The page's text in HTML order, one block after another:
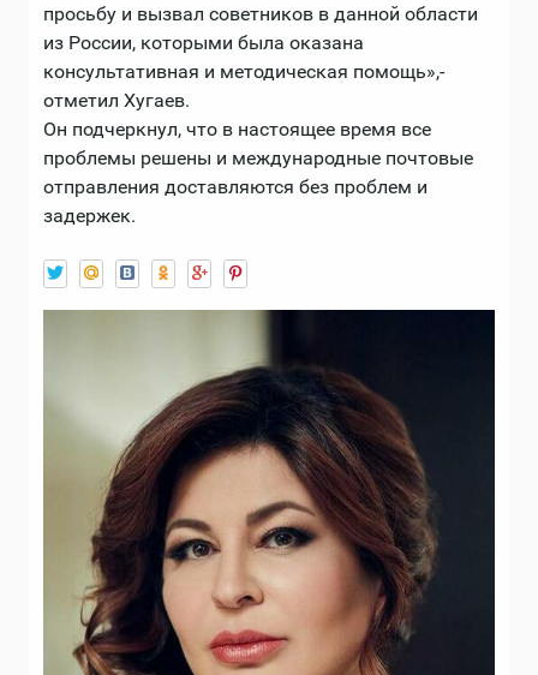
просьбу и вызвал советников в данной области
из России, которыми была оказана
консультативная и методическая помощь»,-
отметил Хугаев.
Он подчеркнул, что в настоящее время все
проблемы решены и международные почтовые
отправления доставляются без проблем и
задержек.